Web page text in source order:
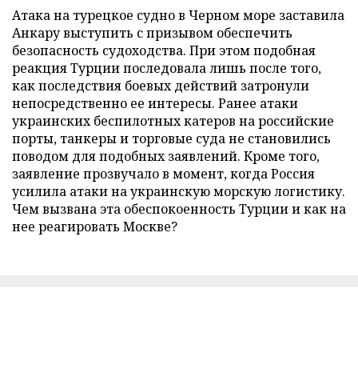
Атака на турецкое судно в Черном море заставила
Анкару выступить с призывом обеспечить
безопасность судоходства. При этом подобная
реакция Турции последовала лишь после того,
как последствия боевых действий затронули
непосредственно ее интересы. Ранее атаки
украинских беспилотных катеров на российские
порты, танкеры и торговые суда не становились
поводом для подобных заявлений. Кроме того,
заявление прозвучало в момент, когда Россия
усилила атаки на украинскую морскую логистику.
Чем вызвана эта обеспокоенность Турции и как на
нее реагировать Москве?